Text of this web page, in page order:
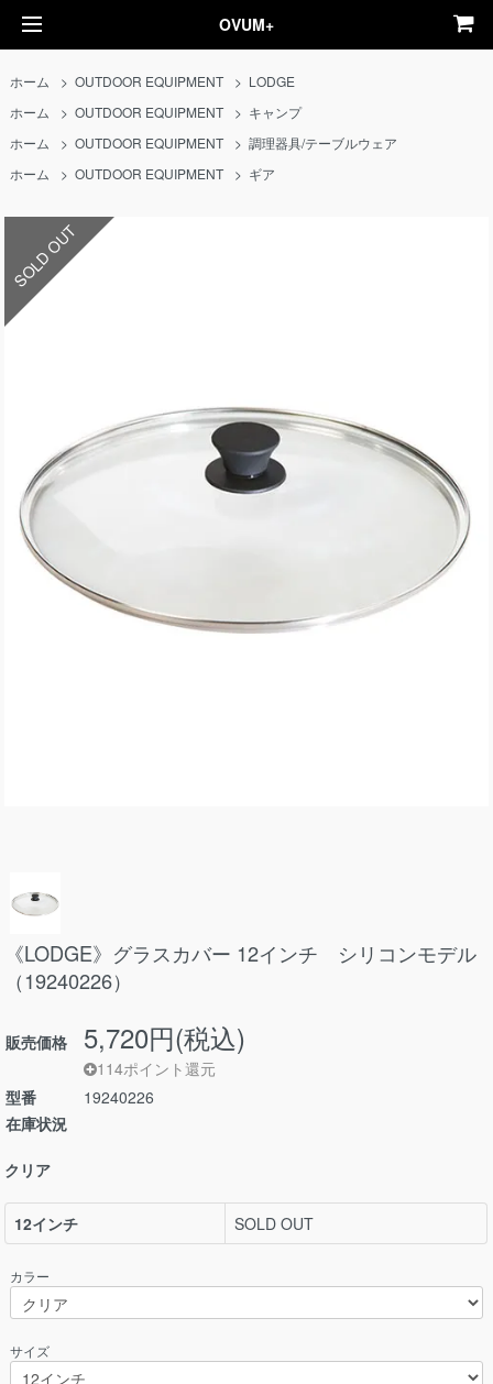
OVUM+
ホーム >OUTDOOR EQUIPMENT > LODGE
ホーム
>OUTDOOR EQUIPMENT > キャンプ
ホーム
>OUTDOOR EQUIPMENT >調理器具/テーブルウェア
ホーム
>OUTDOOR EQUIPMENT > ギア
SOLD OUT
《LODGE》グラスカバー 12インチ シリコンモデル
（19240226）
販売価格 5,720円(税込)
114ポイント還元
型番
19240226
在庫状況
クリア
12インチ SOLD OUT
カラー
サイズ